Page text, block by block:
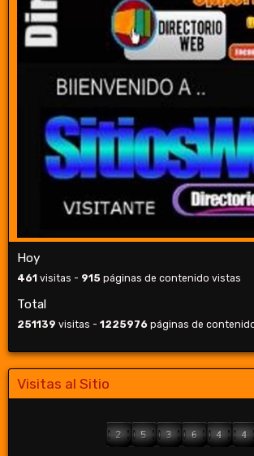
Hoy
461 visitas - 915 páginas de contenido vistas
Total
251139 visitas - 1225976 páginas de
Visitas al Sitio